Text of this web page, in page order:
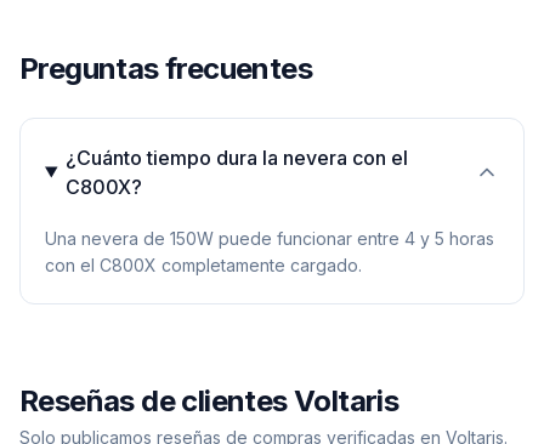
Preguntas frecuentes
¿Cuánto tiempo dura la nevera con el
C800X?
Una nevera de 150W puede funcionar entre 4 y 5 horas
con el C800X completamente cargado.
Reseñas de clientes Voltaris
Solo publicamos reseñas de compras verificadas en Voltaris.